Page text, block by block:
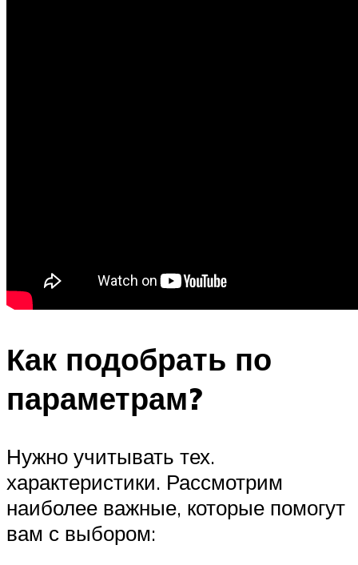
Как подобрать по
параметрам?
Нужно учитывать тех.
характеристики. Рассмотрим
наиболее важные, которые помогут
вам с выбором: